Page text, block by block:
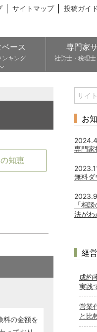
サイトマップ 投稿ガイド
ース
ンキング
専門家
社労士・税理
知恵
料の金額を
お
専門家
無料ダ
「相
法がわ
経
成約
実践
営業
と比